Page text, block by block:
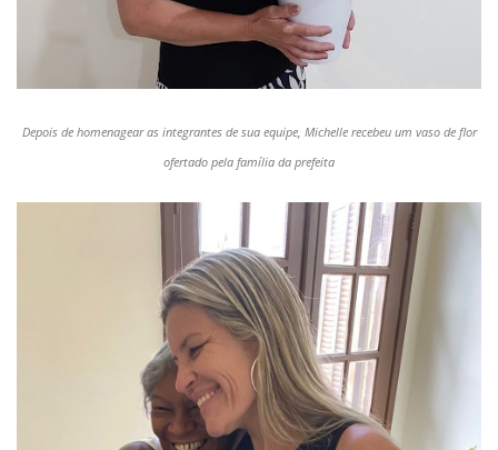
Depois de homenagear as integrantes de sua equipe, Michelle recebeu um vaso de flor
ofertado pela família da prefeita